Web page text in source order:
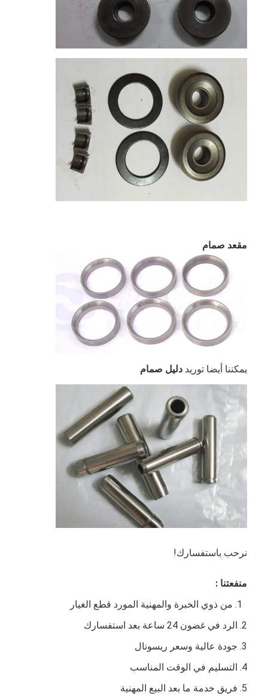
حولنا
جولة في المصنع
مراقبة الجودة
اتصل بنا
الدردشة الآن
محرك أسطوانة قالب
محرك عمود
عمود الحدبات محرك
المحرك توصيل رود
محرك الروك ذراع
العمود المرفقي بكرة
أسطوانة رأس حشية
توربوتشارجير السيارة
مضخة قيادة السيارة
سيارة محرك جزء
مقعد صمام
يمكننا أيضا توريددليل صمام
نرحب باستفسارك!
منفعتنا :
2. الرد في غضون 24 ساعة بعد استفسارك
3. جودة عالية وسعر ريسونال
4. التسليم في الوقت المناسب
5. فريق خدمة ما بعد البيع المهنية